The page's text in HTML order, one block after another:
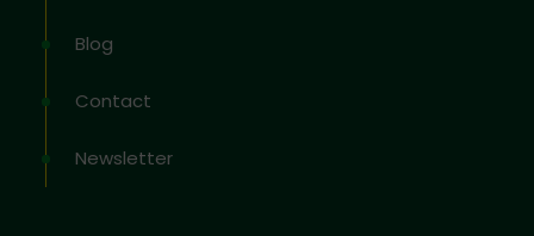
Blog
Contact
Newsletter